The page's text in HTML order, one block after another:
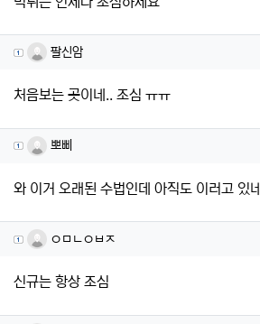
팔신암님의 댓글
팔신암
처음보는 곳이네.. 조심 ㅠㅠ
뽀삐님의 댓글
뽀삐
와 이거 오래된 수법인데 아직도 이러고 있네
ㅇㅁㄴㅇㅂㅈ님의 댓글
ㅇㅁㄴㅇㅂㅈ
신규는 항상 조심